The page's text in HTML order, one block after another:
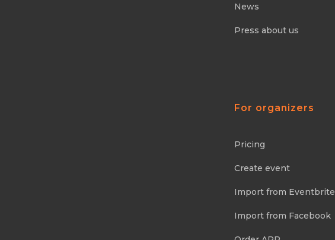
News
Press about us
For organizers
Pricing
Create event
Import from Eventbrite
Import from Facebook